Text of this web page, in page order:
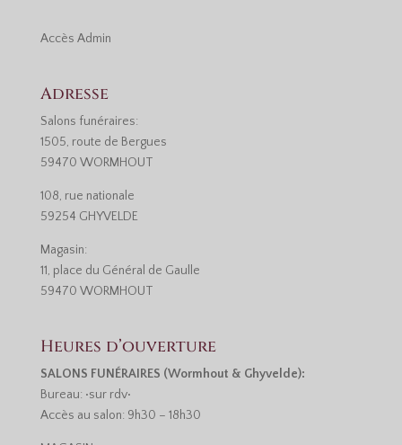
Accès Admin
Adresse
Salons funéraires:
1505, route de Bergues
59470 WORMHOUT
108, rue nationale
59254 GHYVELDE
Magasin:
11, place du Général de Gaulle
59470 WORMHOUT
Heures d’ouverture
SALONS FUNÉRAIRES (Wormhout & Ghyvelde):
Bureau: •sur rdv•
Accès au salon: 9h30 – 18h30